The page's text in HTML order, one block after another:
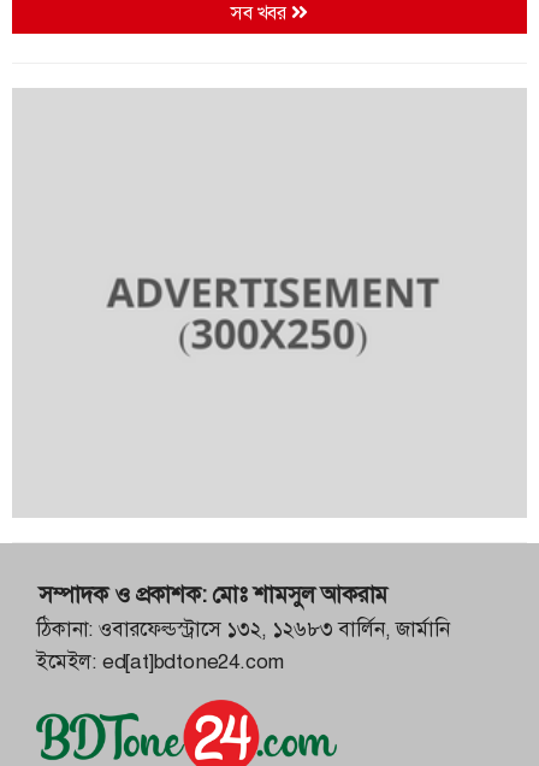
৬ প্রধানমন্ত্রীর সভাপতিত্বে মন্ত্রিপরিষদের বৈঠক অনুষ্ঠিত
মির্জা আব্বাস
সৌদির নেতৃত্বে নতুন সামুদ্রিক প্রতিরক্ষা জোটে
সব খবর
সম্পাদক ও প্রকাশক: মোঃ শামসুল আকরাম
ঠিকানা: ওবারফেল্ডস্ট্রাসে ১৩২, ১২৬৮৩ বার্লিন, জার্মানি
ইমেইল: ed[at]bdtone24.com